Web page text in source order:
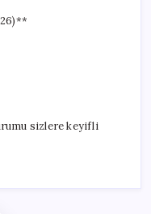
sizlere keyifli